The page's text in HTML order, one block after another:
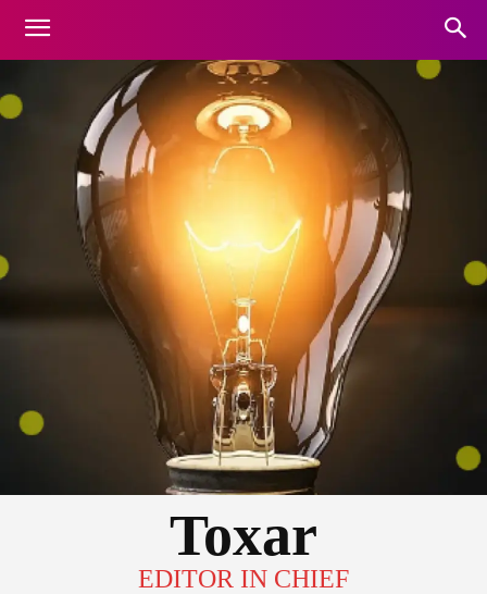
Toxar
EDITOR IN CHIEF